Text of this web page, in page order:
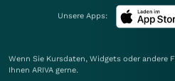
Unsere Apps:
Wenn Sie Kursdaten, Widgets oder
Ihnen ARIVA gerne.